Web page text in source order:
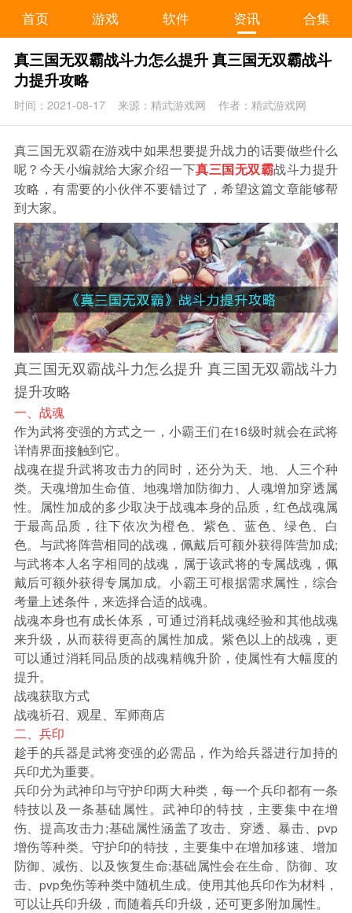
首页 游戏 软件 资讯 合集
真三国无双霸战斗力怎么提升 真三国无双霸战斗
力提升攻略
时间：2021-08-17 来源：精武游戏网 作者：精武游戏网
真三国无双霸在游戏中如果想要提升战力的话要做些什么
呢？今天小编就给大家介绍一下真三国无双霸战斗力提升
攻略，有需要的小伙伴不要错过了，希望这篇文章能够帮
到大家。
真三国无双霸战斗力怎么提升 真三国无双霸战斗力
提升攻略
一、战魂
作为武将变强的方式之一，小霸王们在16级时就会在武将
详情界面接触到它。
战魂在提升武将攻击力的同时，还分为天、地、人三个种
类。天魂增加生命值、地魂增加防御力、人魂增加穿透属
性。属性加成的多少取决于战魂本身的品质，红色战魂属
于最高品质，往下依次为橙色、紫色、蓝色、绿色、白
色。与武将阵营相同的战魂，佩戴后可额外获得阵营加成;
与武将本人名字相同的战魂，属于该武将的专属战魂，佩
戴后可额外获得专属加成。小霸王可根据需求属性，综合
考量上述条件，来选择合适的战魂。
战魂本身也有成长体系，可通过消耗战魂经验和其他战魂
来升级，从而获得更高的属性加成。紫色以上的战魂，更
可以通过消耗同品质的战魂精魄升阶，使属性有大幅度的
提升。
战魂获取方式
战魂祈召、观星、军师商店
二、兵印
趁手的兵器是武将变强的必需品，作为给兵器进行加持的
兵印尤为重要。
兵印分为武神印与守护印两大种类，每一个兵印都有一条
特技以及一条基础属性。武神印的特技，主要集中在增
伤、提高攻击力;基础属性涵盖了攻击、穿透、暴击、pvp
增伤等种类。守护印的特技，主要集中在增加移速、增加
防御、减伤、以及恢复生命;基础属性会在生命、防御、攻
击、pvp免伤等种类中随机生成。使用其他兵印作为材料，
可以让兵印升级，而随着兵印升级，还可更多附加属性。